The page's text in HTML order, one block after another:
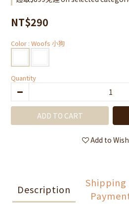
NT$290
Color : Woofs 小狗
Quantity
ADD TO CART
Add to
Description
Shipping